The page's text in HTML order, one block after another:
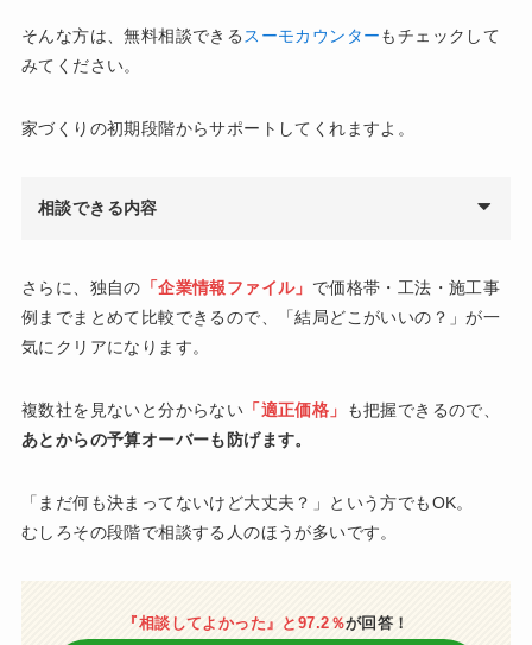
そんな方は、無料相談できるスーモカウンターもチェックして
みてください。
家づくりの初期段階からサポートしてくれますよ。
相談できる内容
さらに、独自の 「企業情報ファイル」 で価格帯・工法・施工事
例までまとめて比較できるので、「結局どこがいいの？」が一
気にクリアになります。
複数社を見ないと分からない 「適正価格」
も把握できるので、
あとからの予算オーバーも防げます。
「まだ何も決まってないけど大丈夫？」という方でもOK。
むしろその段階で相談する人のほうが多いです。
『相談してよかった』と97.2％が回答！